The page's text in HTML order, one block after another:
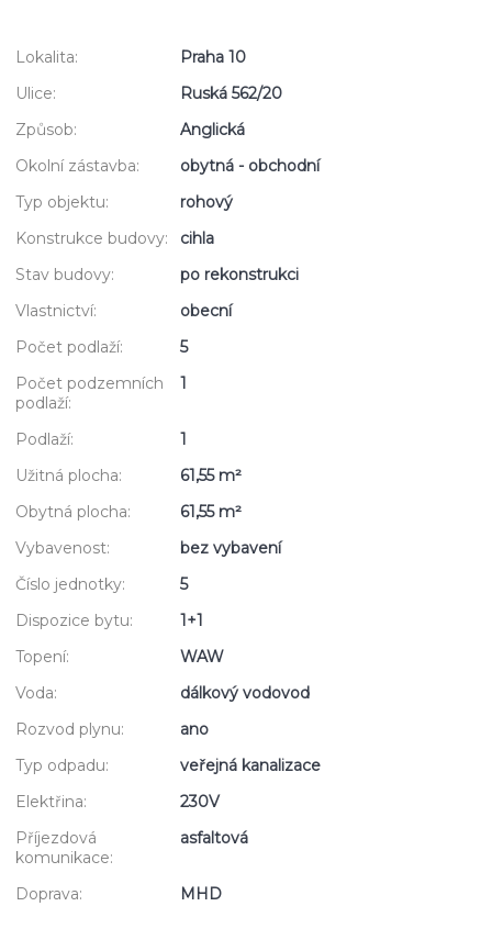
Lokalita:
Praha 10
Ulice:
Ruská 562/20
Způsob:
Anglická
Okolní zástavba:
obytná - obchodní
Typ objektu:
rohový
Konstrukce budovy:
cihla
Stav budovy:
po rekonstrukci
Vlastnictví:
obecní
Počet podlaží:
5
Počet podzemních
podlaží:
1
Podlaží:
1
Užitná plocha:
61,55 m²
Obytná plocha:
61,55 m²
Vybavenost:
bez vybavení
Číslo jednotky:
5
Dispozice bytu:
1+1
Topení:
WAW
Voda:
dálkový vodovod
Rozvod plynu:
ano
Typ odpadu:
veřejná kanalizace
Elektřina:
230V
Příjezdová
komunikace:
asfaltová
Doprava: MHD